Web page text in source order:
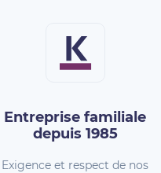
Entreprise familiale
depuis 1985
Exigence et respect de nos